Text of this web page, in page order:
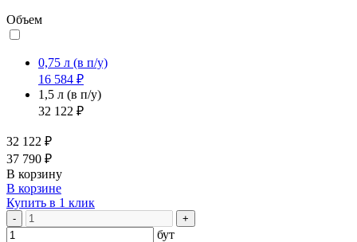
Объем
0,75 л (в п/у)
16 584 ₽
1,5 л (в п/у)
32 122 ₽
32 122 ₽
37 790 ₽
В корзину
В корзине
Купить в 1 клик
- +
бут